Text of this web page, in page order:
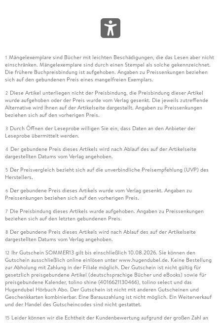
1 Mängelexemplare sind Bücher mit leichten Beschädigungen, die das Lesen aber nicht
einschränken. Mängelexemplare sind durch einen Stempel als solche gekennzeichnet.
Die frühere Buchpreisbindung ist aufgehoben. Angaben zu Preissenkungen beziehen
sich auf den gebundenen Preis eines mangelfreien Exemplars.
2 Diese Artikel unterliegen nicht der Preisbindung, die Preisbindung dieser Artikel
wurde aufgehoben oder der Preis wurde vom Verlag gesenkt. Die jeweils zutreffende
Alternative wird Ihnen auf der Artikelseite dargestellt. Angaben zu Preissenkungen
beziehen sich auf den vorherigen Preis.
3 Durch Öffnen der Leseprobe willigen Sie ein, dass Daten an den Anbieter der
Leseprobe übermittelt werden.
4 Der gebundene Preis dieses Artikels wird nach Ablauf des auf der Artikelseite
dargestellten Datums vom Verlag angehoben.
5 Der Preisvergleich bezieht sich auf die unverbindliche Preisempfehlung (UVP) des
Herstellers.
6 Der gebundene Preis dieses Artikels wurde vom Verlag gesenkt. Angaben zu
Preissenkungen beziehen sich auf den vorherigen Preis.
7 Die Preisbindung dieses Artikels wurde aufgehoben. Angaben zu Preissenkungen
beziehen sich auf den letzten gebundenen Preis.
8 Der gebundene Preis dieses Artikels wird nach Ablauf des auf der Artikelseite
dargestellten Datums vom Verlag angehoben.
12 Ihr Gutschein SOMMER13 gilt bis einschließlich 10.08.2026. Sie können den
Gutschein ausschließlich online einlösen unter www.hugendubel.de. Keine Bestellung
zur Abholung mit Zahlung in der Filiale möglich. Der Gutschein ist nicht gültig für
gesetzlich preisgebundene Artikel (deutschsprachige Bücher und eBooks) sowie für
preisgebundene Kalender, tolino shine (4016621130466), tolino select und das
Hugendubel Hörbuch Abo. Der Gutschein ist nicht mit anderen Gutscheinen und
Geschenkkarten kombinierbar. Eine Barauszahlung ist nicht möglich. Ein Weiterverkauf
und der Handel des Gutscheincodes sind nicht gestattet.
15 Leider können wir die Echtheit der Kundenbewertung aufgrund der großen Zahl an